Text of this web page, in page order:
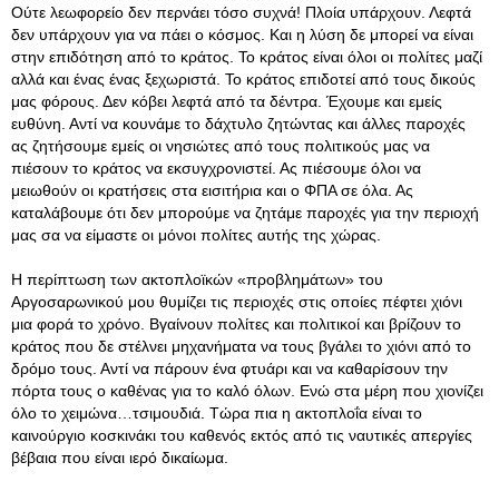
Ούτε λεωφορείο δεν περνάει τόσο συχνά! Πλοία υπάρχουν. Λεφτά
δεν υπάρχουν για να πάει ο κόσμος. Και η λύση δε μπορεί να είναι
στην επιδότηση από το κράτος. Το κράτος είναι όλοι οι πολίτες μαζί
αλλά και ένας ένας ξεχωριστά. Το κράτος επιδοτεί από τους δικούς
μας φόρους. Δεν κόβει λεφτά από τα δέντρα. Έχουμε και εμείς
ευθύνη. Αντί να κουνάμε το δάχτυλο ζητώντας και άλλες παροχές
ας ζητήσουμε εμείς οι νησιώτες από τους πολιτικούς μας να
πιέσουν το κράτος να εκσυγχρονιστεί. Ας πιέσουμε όλοι να
μειωθούν οι κρατήσεις στα εισιτήρια και ο ΦΠΑ σε όλα. Ας
καταλάβουμε ότι δεν μπορούμε να ζητάμε παροχές για την περιοχή
μας σα να είμαστε οι μόνοι πολίτες αυτής της χώρας.
Η περίπτωση των ακτοπλοϊκών «προβλημάτων» του
Αργοσαρωνικού μου θυμίζει τις περιοχές στις οποίες πέφτει χιόνι
μια φορά το χρόνο. Βγαίνουν πολίτες και πολιτικοί και βρίζουν το
κράτος που δε στέλνει μηχανήματα να τους βγάλει το χιόνι από το
δρόμο τους. Αντί να πάρουν ένα φτυάρι και να καθαρίσουν την
πόρτα τους ο καθένας για το καλό όλων. Ενώ στα μέρη που χιονίζει
όλο το χειμώνα…τσιμουδιά. Τώρα πια η ακτοπλοΐα είναι το
καινούργιο κοσκινάκι του καθενός εκτός από τις ναυτικές απεργίες
βέβαια που είναι ιερό δικαίωμα.